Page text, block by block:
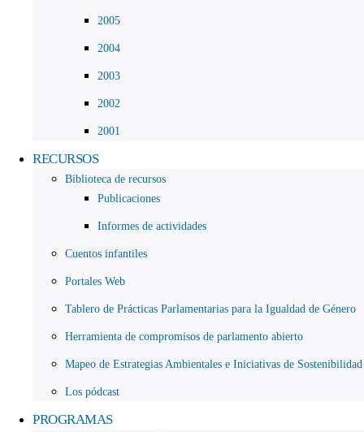
2005
2004
2003
2002
2001
RECURSOS
Biblioteca de recursos
Publicaciones
Informes de actividades
Cuentos infantiles
Portales Web
Tablero de Prácticas Parlamentarias para la Igualdad de Género
Herramienta de compromisos de parlamento abierto
Mapeo de Estrategias Ambientales e Iniciativas de Sostenibilidad
Los pódcast
PROGRAMAS